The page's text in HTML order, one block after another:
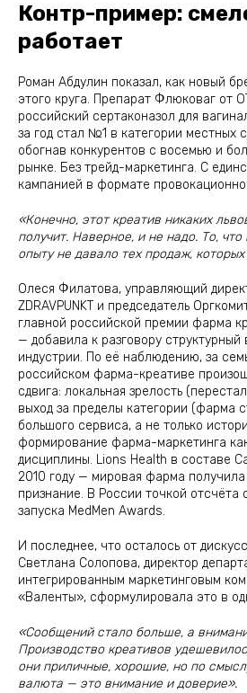
Контр-пример:
работает
Роман Абдулин показал, как новый
этого круга. Препарат Флюковаг от
российский сертаконазол для
за год стал №1 в категории местных
обогнав конкурентов с восемью и
рынке. Без трейд-маркетинга. С
кампанией в формате
«Конечно, этот креатив никаких
получит. Наверное, и не надо. То, что
опыту не давало тех продаж,
Олеся Филатова, управляющий
ZDRAVPUNKT и председатель
главной российской премии фарма
— добавила к разговору структурный
индустрии. По её наблюдению, за
российском фарма-креативе
сдвига: локальная зрелость
выход за пределы категории (фарма
большого сервиса, а не только
формирование фарма-маркетинга
дисциплины. Lions Health в составе
2010 году — мировая фарма получила
признание. В России точкой отсчёта
запуска MedMen Awards.
И последнее, что осталось от
Светлана Солопова, директор
интегрированным маркетинговым
«Валенты», сформулировала это в
«Сообщений стало больше, а
Производство креативов
они приличные, хорошие, но по
валюта — это внимание и доверие».